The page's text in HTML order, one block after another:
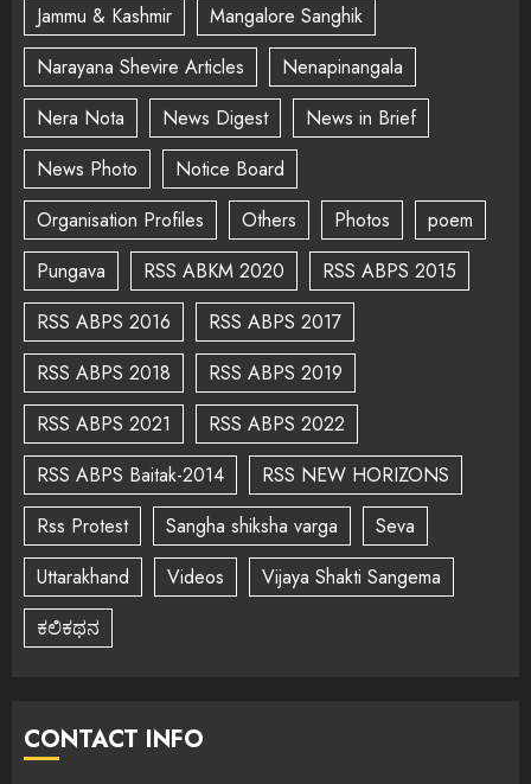
Jammu & Kashmir
Mangalore Sanghik
Narayana Shevire Articles
Nenapinangala
Nera Nota
News Digest
News in Brief
News Photo
Notice Board
Organisation Profiles
Others Photos
poem
Pungava
RSS ABKM 2020
RSS ABPS 2015
RSS ABPS 2016
RSS ABPS 2017
RSS ABPS 2018
RSS ABPS 2019
RSS ABPS 2021
RSS ABPS 2022
RSS ABPS Baitak-2014
RSS NEW HORIZONS
Rss Protest
Sangha shiksha varga
Seva
Uttarakhand
Videos
Vijaya Shakti Sangema
ಕಲಿಕಥನ
CONTACT INFO